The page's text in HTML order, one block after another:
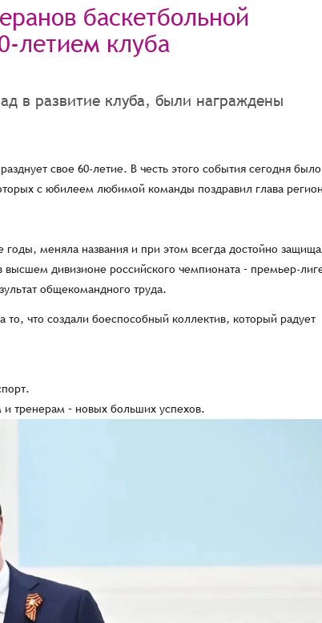
баскетбольной
летием клуба
в развитие клуба, были награждены
свое 60-летие. В честь этого события сегодня было
с юбилеем любимой команды поздравил глава
меняла названия и при этом всегда достойно
высшем дивизионе российского чемпионата – премьер-
общекомандного труда.
то, что создали боеспособный коллектив, который радует
тренерам – новых больших успехов.